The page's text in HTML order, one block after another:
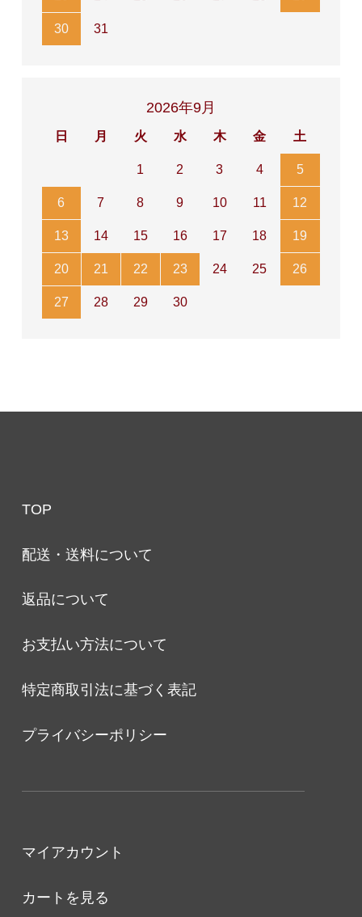
30 31
2026年9月
日 月 火 水 木 金 土
1 2 3 4 5
6 7 8 9 10 11 12
13 14 15 16 17 18 19
20 21 22 23 24 25 26
27 28 29 30
TOP
配送・送料について
返品について
お支払い方法について
特定商取引法に基づく表記
プライバシーポリシー
マイアカウント
カートを見る